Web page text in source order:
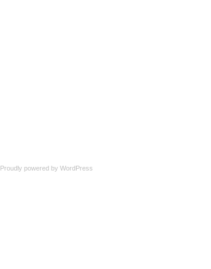
Proudly powered by WordPress